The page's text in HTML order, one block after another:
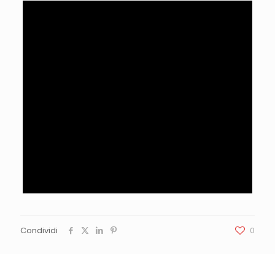
Condividi 0